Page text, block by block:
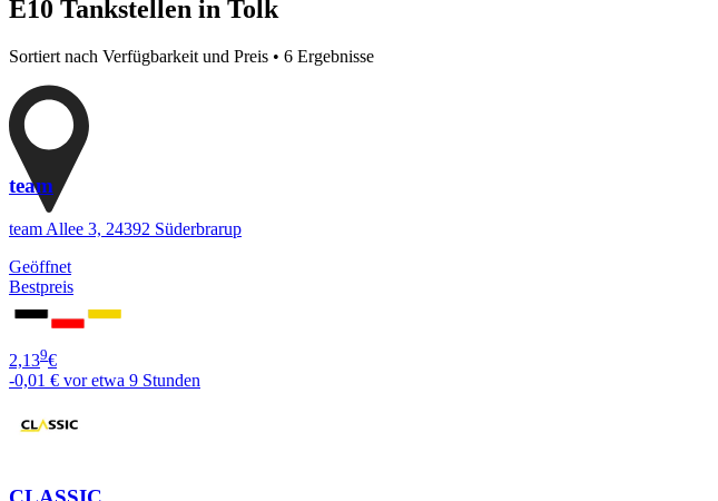
E10 Tankstellen in Tolk
Sortiert nach Verfügbarkeit und Preis • 6 Ergebnisse
team
team Allee 3, 24392 Süderbrarup
Geöffnet
Bestpreis
2,139€
-0,01 € vor etwa 9 Stunden